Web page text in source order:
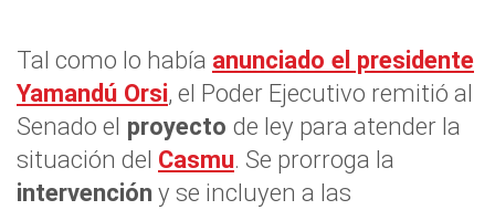
Tal como lo había anunciado el presidente
Yamandú Orsi, el Poder Ejecutivo remitió al
Senado el proyecto de ley para atender la
situación del Casmu. Se prorroga la
intervención y se incluyen a las